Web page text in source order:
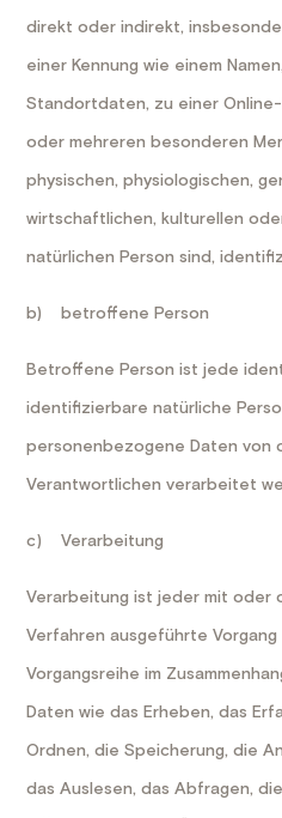
direkt oder indirekt,
einer Kennung wie einem
Standortdaten, zu einer
oder mehreren besonderen
physischen, physiologischen,
wirtschaftlichen, kulturellen
natürlichen Person sind,
b) betroffene Person
Betroffene Person ist jede
identifizierbare natürliche
personenbezogene Daten von
Verantwortlichen verarbeitet
c) Verarbeitung
Verarbeitung ist jeder mit oder
Verfahren ausgeführte
Vorgangsreihe im
Daten wie das Erheben, das
Ordnen, die Speicherung, die
das Auslesen, das Abfragen,